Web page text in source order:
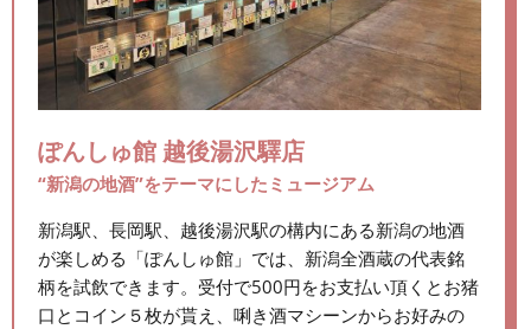
ぽんしゅ館 越後湯沢驛店
“新潟の地酒”をテーマにしたミュージアム
新潟駅、長岡駅、越後湯沢駅の構内にある新潟の地酒
が楽しめる「ぽんしゅ館」では、新潟全酒蔵の代表銘
柄を試飲できます。受付で500円をお支払い頂くとお猪
口とコイン５枚が貰え、唎き酒マシーンからお好みの